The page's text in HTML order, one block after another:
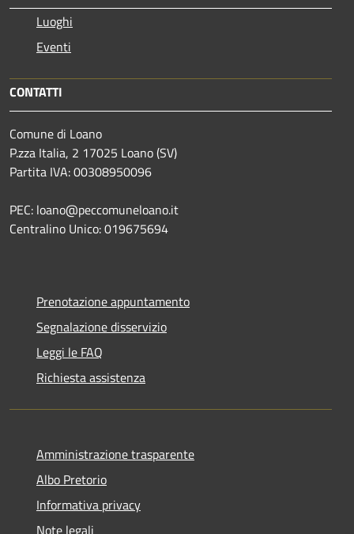
Luoghi
Eventi
CONTATTI
Comune di Loano
P.zza Italia, 2 17025 Loano (SV)
Partita IVA: 00308950096
PEC: loano@peccomuneloano.it
Centralino Unico: 019675694
Prenotazione appuntamento
Segnalazione disservizio
Leggi le FAQ
Richiesta assistenza
Amministrazione trasparente
Albo Pretorio
Informativa privacy